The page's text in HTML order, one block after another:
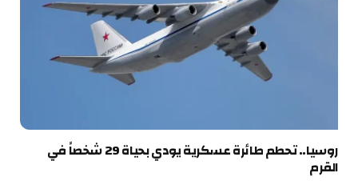
روسيا.. تحطم طائرة عسكرية يودي بحياة 29 شخصاً في
القرم